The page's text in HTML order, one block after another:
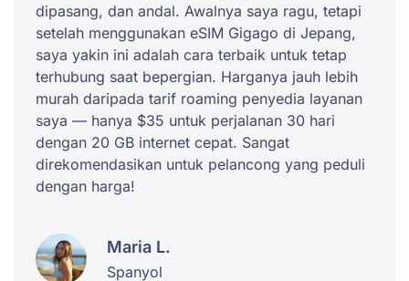
dipasang, dan andal. Awalnya saya ragu, tetapi
setelah menggunakan eSIM Gigago di Jepang,
saya yakin ini adalah cara terbaik untuk tetap
terhubung saat bepergian. Harganya jauh lebih
murah daripada tarif roaming penyedia layanan
saya — hanya $35 untuk perjalanan 30 hari
dengan 20 GB internet cepat. Sangat
direkomendasikan untuk pelancong yang peduli
dengan harga!
Maria L.
Spanyol